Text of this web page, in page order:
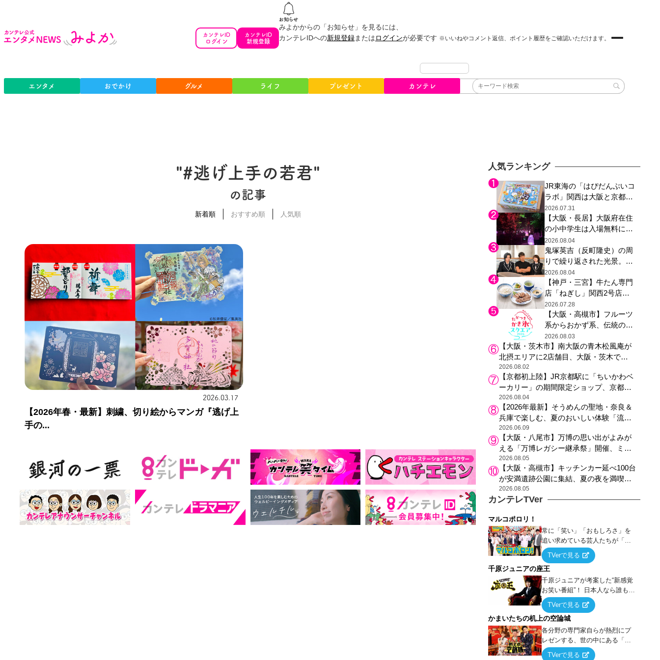
カンテレID
ログイン
カンテレID
新規登録
みよかからの「お知らせ」を見るには、
カンテレIDへの新規登録またはログインが必要です ※いいねやコメント返信、ポイント履歴をご確認いただけます。
エンタメ おでかけ グルメ ライフ プレゼント カンテレ
"#逃げ上手の若君"
の記事
新着順 おすすめ順 人気順
2026.03.17
【2026年春・最新】刺繍、切り絵からマンガ『逃げ上
手の...
人気ランキング
JR東海の「はぴだんぶいコ
ラボ」関西は大阪と京都の
み、日焼けしたポチャッコ
らサンリオキャラが描かれ
た駅弁やグッズが登場
2026.07.31
【大阪・長居】大阪府在住
の小中学生は入場無料に、
チームラボが「夏休みの自
由研究の課題に」と「ボタ
ニカルガーデン 大阪」へ招
待
2026.08.04
鬼塚英吉（反町隆史）の周
りで繰り返された光景。ド
ラマ『GTO』第３話で光っ
た演出の巧みさ
2026.08.04
【神戸・三宮】牛たん専門
店「ねぎし」関西2号店が
登場、ファンら「8月が待
ち遠しい」と早くから注目
2026.07.28
【大阪・高槻市】フルーツ
系からおかず系、伝統の天
然氷まで人気店が集結、高
槻阪急スクエアで「かき
氷」祭り
2026.08.03
【大阪・茨木市】南大阪の青木松風庵が
北摂エリアに2店舗目、大阪・茨木で
も“焼きたて”の月化粧が食べられる
2026.08.02
【京都初上陸】JR京都駅に「ちいかわベ
ーカリー」の期間限定ショップ、京都の
銘菓“おたべ”との限定コラボも
2026.08.04
【2026年最新】そうめんの聖地・奈良＆
兵庫で楽しむ、夏のおいしい体験「流し
そうめん体験」おすすめ3選
2026.06.09
【大阪・八尾市】万博の思い出がよみが
える「万博レガシー継承祭」開催、ミャ
クミャク登場、大屋根リング木材展示も
2026.08.05
【大阪・高槻市】キッチンカー延べ100台
が安満遺跡公園に集結、夏の夜を満喫す
る4日間のグルメイベント
2026.08.05
カンテレTVer
マルコポロリ！
常に「笑い」「おもしろさ」を
追い求めている芸人たちが「芸
能界」という大海原に漕ぎ出で
て、新たなオモシロ人間を発掘
する！
TVerで見る
千原ジュニアの座王
千原ジュニアが考案した“新感覚
お笑い番組”！ 日本人なら誰もが
馴染みのある『イス取りゲー
ム』をベースに、大喜利・ギャ
グ・モノボケ・歌…など様々な
お題で芸人がショートネタを競
い合う！
TVerで見る
かまいたちの机上の空論城
各分野の専門家自らが熱烈にプ
レゼンする、世の中にある「試
したことはないが、やってみた
TVerで見る